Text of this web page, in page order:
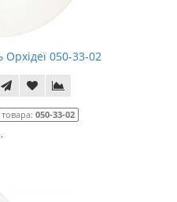
Орхідеї 050-33-02
050-33-02
..